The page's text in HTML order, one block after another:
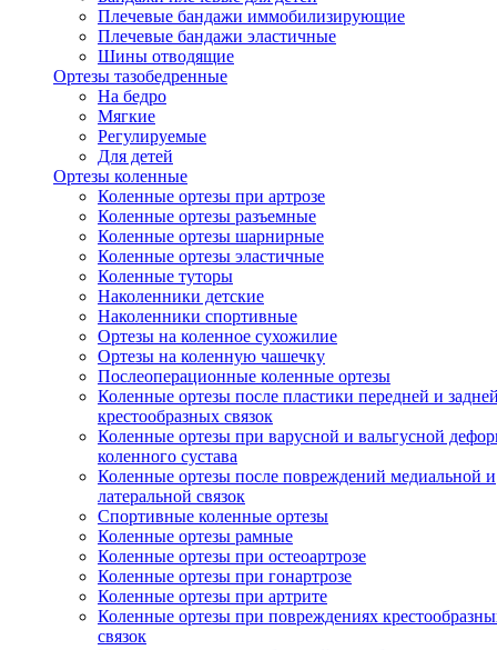
Плечевые бандажи иммобилизирующие
Плечевые бандажи эластичные
Шины отводящие
Ортезы тазобедренные
На бедро
Мягкие
Регулируемые
Для детей
Ортезы коленные
Коленные ортезы при артрозе
Коленные ортезы разъемные
Коленные ортезы шарнирные
Коленные ортезы эластичные
Коленные туторы
Наколенники детские
Наколенники спортивные
Ортезы на коленное сухожилие
Ортезы на коленную чашечку
Послеоперационные коленные ортезы
Коленные ортезы после пластики передней и
крестообразных связок
Коленные ортезы при варусной и вальгусной
коленного сустава
Коленные ортезы после повреждений медиальной и
латеральной связок
Спортивные коленные ортезы
Коленные ортезы рамные
Коленные ортезы при остеоартрозе
Коленные ортезы при гонартрозе
Коленные ортезы при артрите
Коленные ортезы при повреждениях
связок